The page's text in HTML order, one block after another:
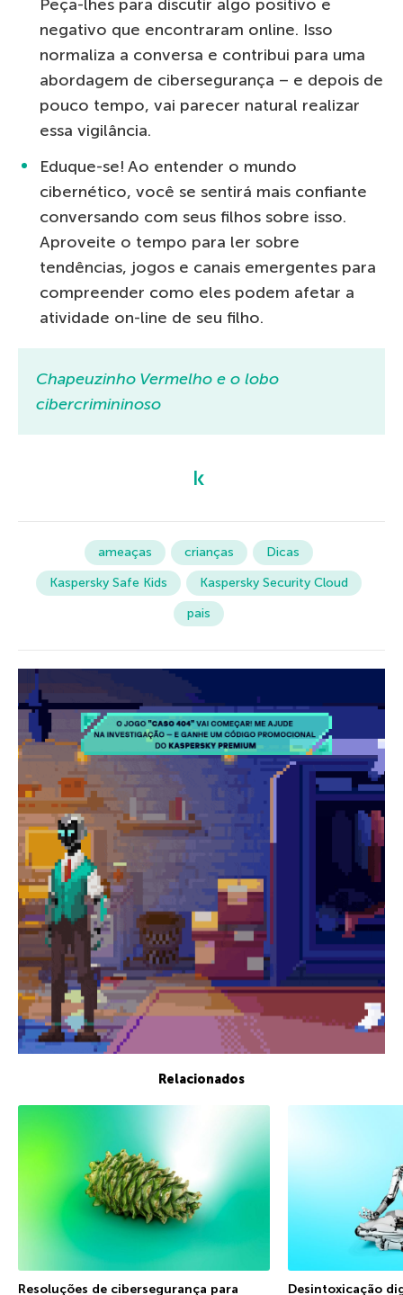
Peça-lhes para discutir algo positivo e
negativo que encontraram online. Isso
normaliza a conversa e contribui para uma
abordagem de cibersegurança – e depois de
pouco tempo, vai parecer natural realizar
essa vigilância.
Eduque-se! Ao entender o mundo
cibernético, você se sentirá mais confiante
conversando com seus filhos sobre isso.
Aproveite o tempo para ler sobre
tendências, jogos e canais emergentes para
compreender como eles podem afetar a
atividade on-line de seu filho.
Chapeuzinho Vermelho e o lobo
cibercrimininoso
ameaças crianças
Dicas
Kaspersky Safe Kids
Kaspersky Security Cloud
pais
Relacionados
Resoluções de cibersegurança para
Desintoxicação